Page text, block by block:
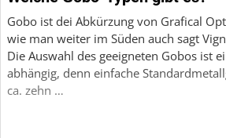
Gobo ist dei Abkürzung von Grafical
wie man weiter im Süden auch sagt
Die Auswahl des geeigneten Gobos ist
abhängig, denn einfache
ca. zehn …